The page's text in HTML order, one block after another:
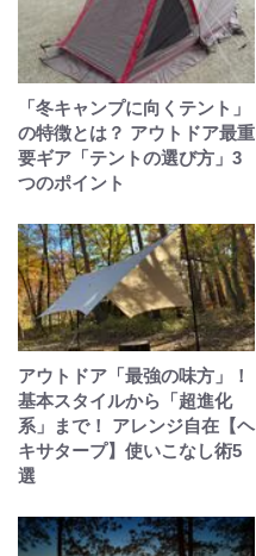
「冬キャンプに向くテント」
の特徴とは？ アウトドア最重
要ギア「テントの選び方」3
つのポイント
アウトドア「最強の味方」！
基本スタイルから「超進化
系」まで！ アレンジ自在【ヘ
キサタープ】使いこなし術5
選